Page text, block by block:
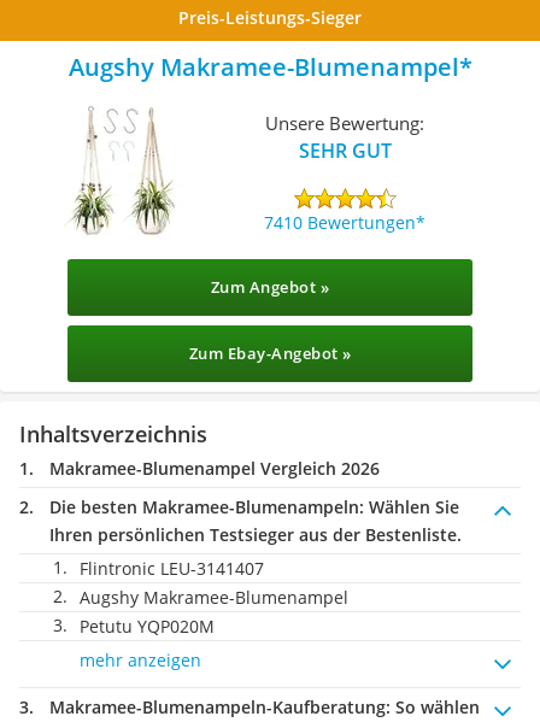
Preis-Leistungs-Sieger
Augshy Makramee-Blumenampel
Unsere Bewertung:
SEHR GUT
7410 Bewertungen
Zum Angebot »
Zum Ebay-Angebot »
Inhaltsverzeichnis
Makramee-Blumenampel Vergleich 2026
Die besten Makramee-Blumenampeln: Wählen Sie
Ihren persönlichen Testsieger aus der Bestenliste.
Flintronic LEU-3141407
Augshy Makramee-Blumenampel
Petutu YQP020M
mehr anzeigen
Makramee-Blumenampeln-Kaufberatung: So wählen